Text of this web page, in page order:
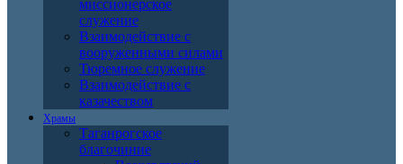
миссионерское
служение
Взаимодействие с
вооруженными силами
Тюремное служение
Взаимодействие с
казачеством
Храмы
Таганрогское
благочиние